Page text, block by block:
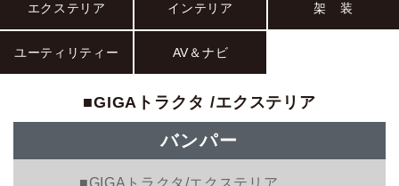
エクステリア インテリア 架 装
ユーティリティー AV＆ナビ
■GIGAトラクタ /エクステリア
バンパー